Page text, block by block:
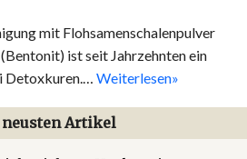
mit Flohsamenschalenpulver
ist seit Jahrzehnten ein
Detoxkuren.… Weiterlesen»
neusten Artikel